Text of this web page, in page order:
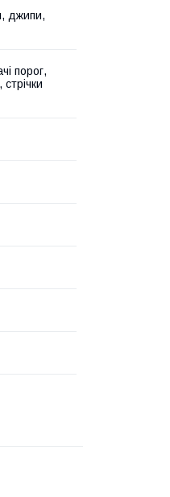
джипи,
порог,